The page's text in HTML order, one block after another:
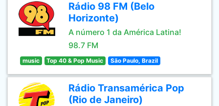
Rádio 98 FM (Belo
Horizonte)
A número 1 da América Latina!
98.7 FM
music Top 40 & Pop Music São Paulo, Brazil
Rádio Transamérica Pop
(Rio de Janeiro)